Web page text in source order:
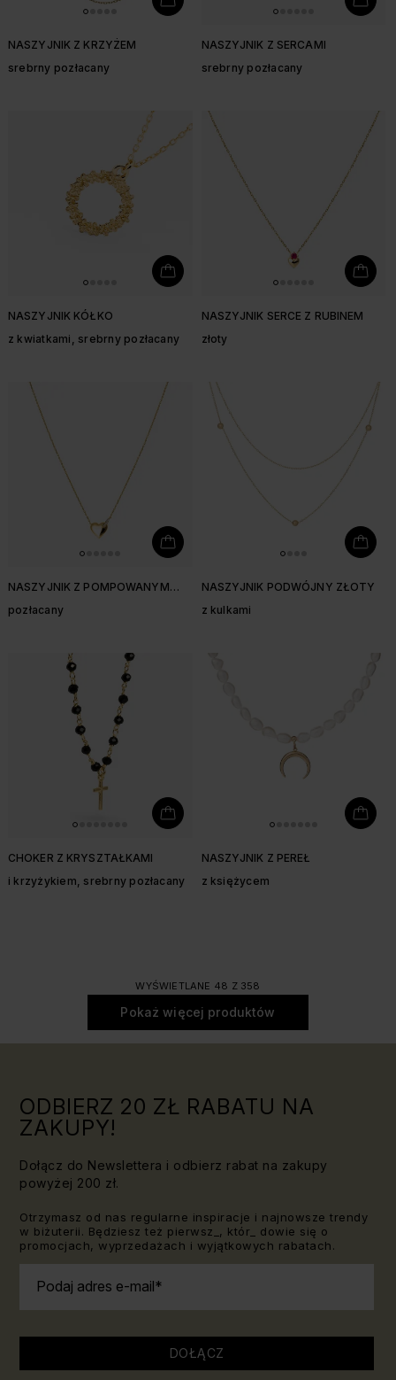
NASZYJNIK Z KRZYŻEM
srebrny pozłacany
NASZYJNIK Z SERCAMI
srebrny pozłacany
NASZYJNIK KÓŁKO
z kwiatkami, srebrny pozłacany
NASZYJNIK SERCE Z RUBINEM
złoty
NASZYJNIK Z POMPOWANYM
pozłacany
NASZYJNIK PODWÓJNY ZŁOTY
z kulkami
CHOKER Z KRYSZTAŁKAMI
i krzyżykiem, srebrny pozłacany
NASZYJNIK Z PEREŁ
z księżycem
WYŚWIETLANE 48 Z 358
Pokaż więcej produktów
ODBIERZ 20 ZŁ RABATU NA
ZAKUPY!
Dołącz do Newslettera i odbierz rabat na zakupy
powyżej 200 zł.
Otrzymasz od nas regularne inspiracje i najnowsze trendy
w biżuterii. Będziesz też pierwsz_, któr_ dowie się o
promocjach, wyprzedażach i wyjątkowych rabatach.
Podaj adres e-mail
DOŁĄCZ